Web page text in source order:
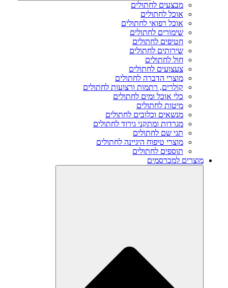
מבצעים לחתולים
אוכל לחתולים
אוכל רפואי לחתולים
שימורים לחתולים
חטיפים לחתולים
שירותים לחתולים
חול לחתולים
צעצועים לחתולים
מוצרי הדברה לחתולים
קולרים, רתמות ורצועות לחתולים
כלי אוכל ומים לחתולים
מיטות לחתולים
מנשאים וכלובים לחתולים
מגרדות ומתקני גירוד לחתולים
תגי שם לחתולים
מוצרי טיפוח היגיינה לחתולים
תוספים לחתולים
מוצרים למכרסמים